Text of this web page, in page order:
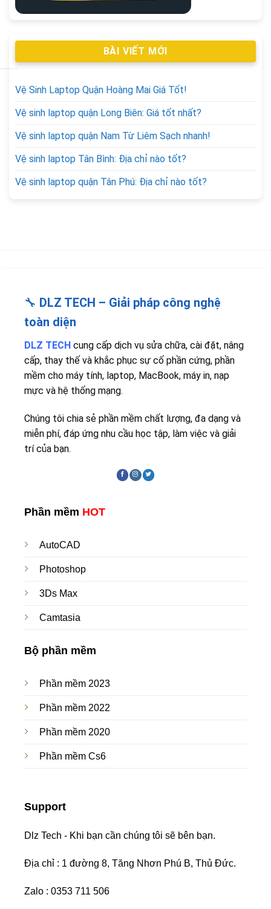
BÀI VIẾT MỚI
Vệ Sinh Laptop Quận Hoàng Mai Giá Tốt!
Vệ sinh laptop quận Long Biên: Giá tốt nhất?
Vệ sinh laptop quận Nam Từ Liêm Sạch nhanh!
Vệ sinh laptop Tân Bình: Địa chỉ nào tốt?
Vệ sinh laptop quận Tân Phú: Địa chỉ nào tốt?
🔧 DLZ TECH – Giải pháp công nghệ
toàn diện
DLZ TECH cung cấp dịch vụ sửa chữa, cài đặt, nâng
cấp, thay thế và khắc phục sự cố phần cứng, phần
mềm cho máy tính, laptop, MacBook, máy in, nạp
mực và hệ thống mạng.
Chúng tôi chia sẻ phần mềm chất lượng, đa dạng và
miễn phí, đáp ứng nhu cầu học tập, làm việc và giải
trí của bạn.
Phần mềm HOT
AutoCAD
Photoshop
3Ds Max
Camtasia
Bộ phần mềm
Phần mềm 2023
Phần mềm 2022
Phần mềm 2020
Phần mềm Cs6
Support
Dlz Tech - Khi bạn cần chúng tôi sẽ bên bạn.
Địa chỉ : 1 đường 8, Tăng Nhơn Phú B, Thủ Đức.
Zalo : 0353 711 506